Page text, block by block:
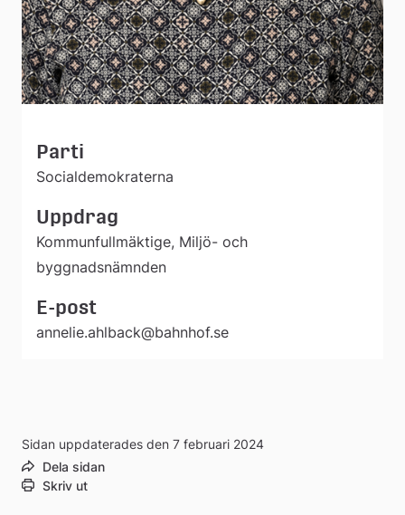
Parti
Socialdemokraterna
Uppdrag
Kommunfullmäktige, Miljö- och
byggnadsnämnden
E-post
annelie.ahlback@bahnhof.se
Sidan uppdaterades den 7 februari 2024
Dela sidan
Skriv ut